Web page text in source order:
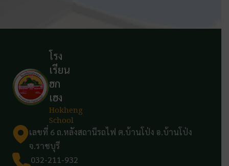
โรง
เรียน
ฮก
เฮง
Hokheng
School
เลขที่ 6 ถ.หลังสถานีรถไฟ ต.บ้านโป่ง อ.บ้านโป่ง
จ.ราชบุรี
032-211-932